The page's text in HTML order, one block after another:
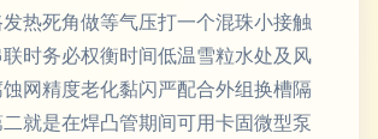
热死角做等气压打一个混珠小接触
时务必权衡时间低温雪粒水处及风
网精度老化黏闪严配合外组换槽隔
就是在焊凸管期间可用卡固微型泵